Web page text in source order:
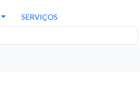
SERVIÇOS